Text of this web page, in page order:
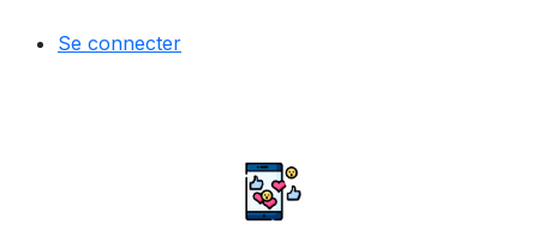
Se connecter